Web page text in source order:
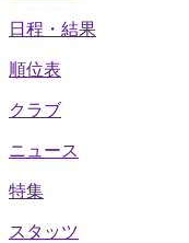
日程・結果
順位表
クラブ
ニュース
特集
スタッツ